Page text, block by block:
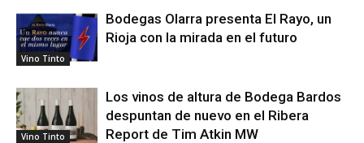
Vino Tinto
Bodegas Olarra presenta El Rayo, un
Rioja con la mirada en el futuro
Vino Tinto
Los vinos de altura de Bodega Bardos
despuntan de nuevo en el Ribera
Report de Tim Atkin MW